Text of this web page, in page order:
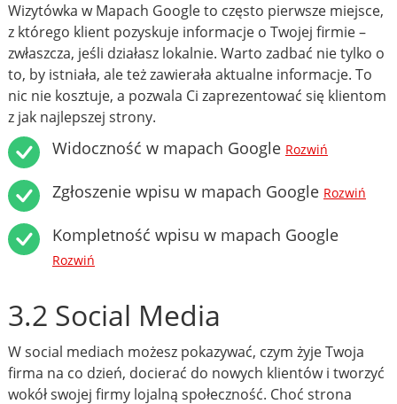
Wizytówka w Mapach Google to często pierwsze miejsce,
z którego klient pozyskuje informacje o Twojej firmie –
zwłaszcza, jeśli działasz lokalnie. Warto zadbać nie tylko o
to, by istniała, ale też zawierała aktualne informacje. To
nic nie kosztuje, a pozwala Ci zaprezentować się klientom
z jak najlepszej strony.
Widoczność w mapach Google Rozwiń
Zgłoszenie wpisu w mapach Google Rozwiń
Kompletność wpisu w mapach Google
Rozwiń
3.2 Social Media
W social mediach możesz pokazywać, czym żyje Twoja
firma na co dzień, docierać do nowych klientów i tworzyć
wokół swojej firmy lojalną społeczność. Choć strona